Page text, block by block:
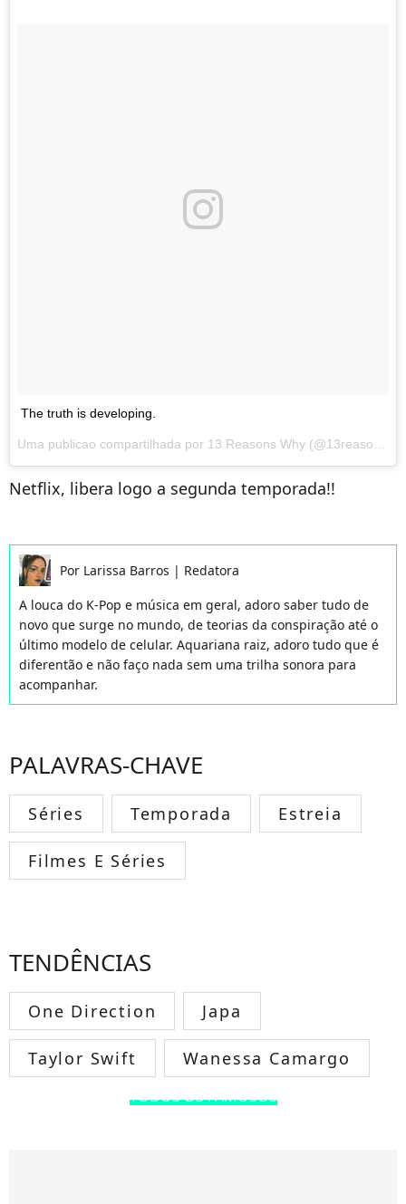
The truth is developing.
Uma publicao compartilhada por 13 Reasons Why (@13reasonswhy) em
Netflix, libera logo a segunda temporada!!
Por Larissa Barros | Redatora
A louca do K-Pop e música em geral, adoro saber tudo de
novo que surge no mundo, de teorias da conspiração até o
último modelo de celular. Aquariana raiz, adoro tudo que é
diferentão e não faço nada sem uma trilha sonora para
acompanhar.
PALAVRAS-CHAVE
Séries Temporada Estreia
Filmes E Séries
TENDÊNCIAS
One Direction Japa
Taylor Swift Wanessa Camargo
TODOS OS FAMOSOS